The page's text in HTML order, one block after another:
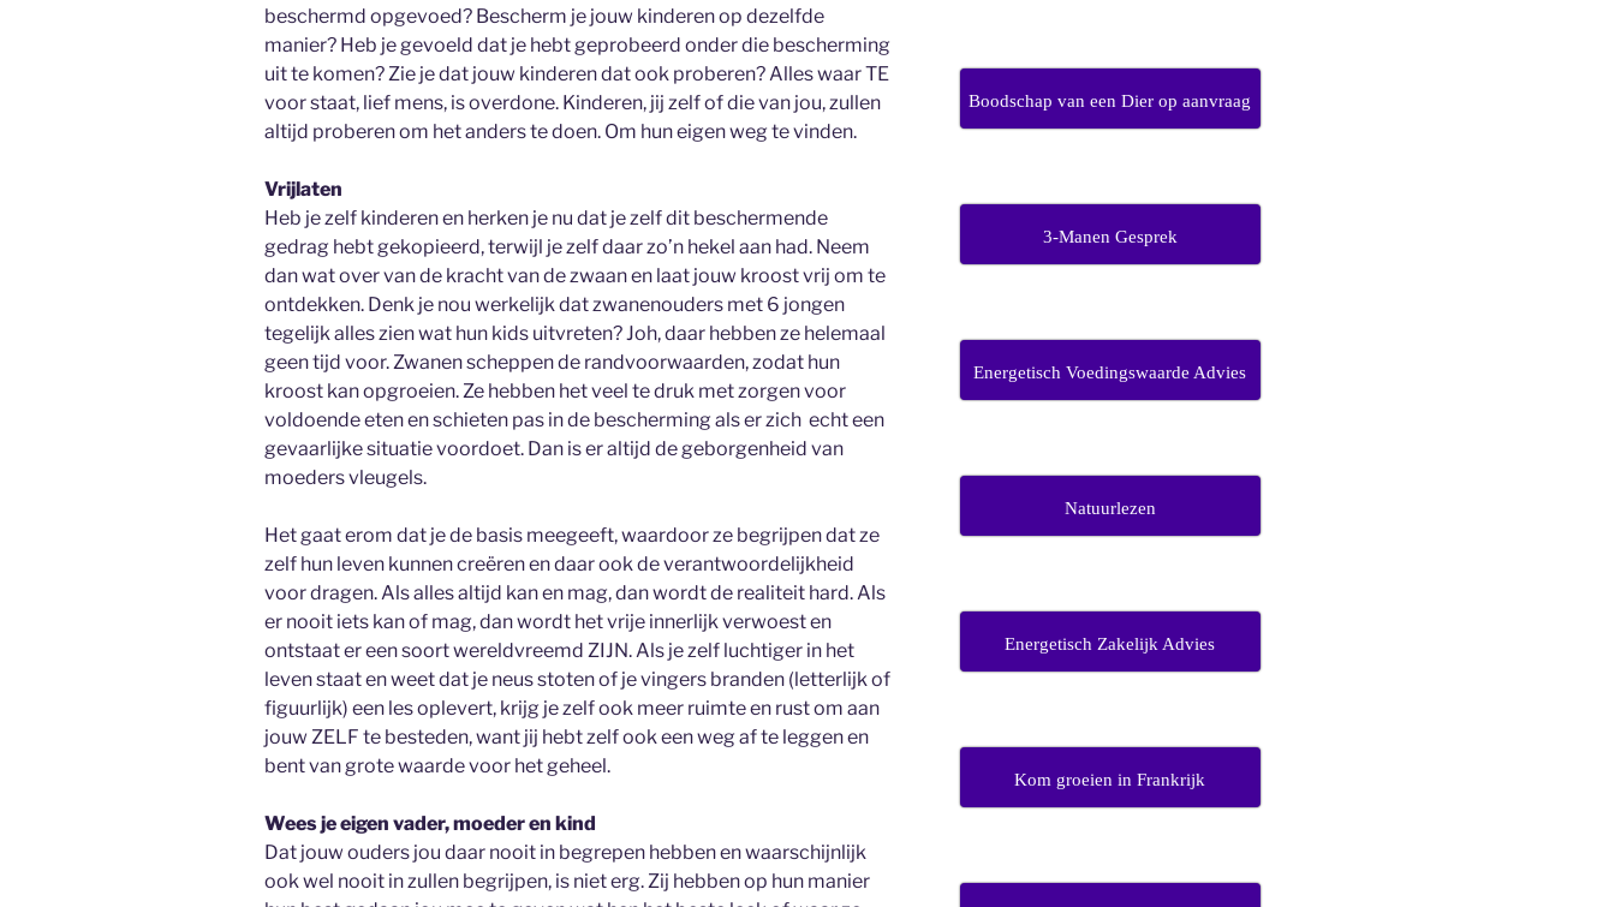
beschermd opgevoed? Bescherm je jouw kinderen op dezelfde
manier? Heb je gevoeld dat je hebt geprobeerd onder die bescherming
uit te komen? Zie je dat jouw kinderen dat ook proberen? Alles waar TE
voor staat, lief mens, is overdone. Kinderen, jij zelf of die van jou, zullen
altijd proberen om het anders te doen. Om hun eigen weg te vinden.
Vrijlaten
Heb je zelf kinderen en herken je nu dat je zelf dit beschermende
gedrag hebt gekopieerd, terwijl je zelf daar zo’n hekel aan had. Neem
dan wat over van de kracht van de zwaan en laat jouw kroost vrij om te
ontdekken. Denk je nou werkelijk dat zwanenouders met 6 jongen
tegelijk alles zien wat hun kids uitvreten? Joh, daar hebben ze helemaal
geen tijd voor. Zwanen scheppen de randvoorwaarden, zodat hun
kroost kan opgroeien. Ze hebben het veel te druk met zorgen voor
voldoende eten en schieten pas in de bescherming als er zich echt een
gevaarlijke situatie voordoet. Dan is er altijd de geborgenheid van
moeders vleugels.
Het gaat erom dat je de basis meegeeft, waardoor ze begrijpen dat ze
zelf hun leven kunnen creëren en daar ook de verantwoordelijkheid
voor dragen. Als alles altijd kan en mag, dan wordt de realiteit hard. Als
er nooit iets kan of mag, dan wordt het vrije innerlijk verwoest en
ontstaat er een soort wereldvreemd ZIJN. Als je zelf luchtiger in het
leven staat en weet dat je neus stoten of je vingers branden (letterlijk of
figuurlijk) een les oplevert, krijg je zelf ook meer ruimte en rust om aan
jouw ZELF te besteden, want jij hebt zelf ook een weg af te leggen en
bent van grote waarde voor het geheel.
Wees je eigen vader, moeder en kind
Dat jouw ouders jou daar nooit in begrepen hebben en waarschijnlijk
ook wel nooit in zullen begrijpen, is niet erg. Zij hebben op hun manier
Boodschap van een Dier op aanvraag
3-Manen Gesprek
Energetisch Voedingswaarde Advies
Natuurlezen
Energetisch Zakelijk Advies
Kom groeien in Frankrijk